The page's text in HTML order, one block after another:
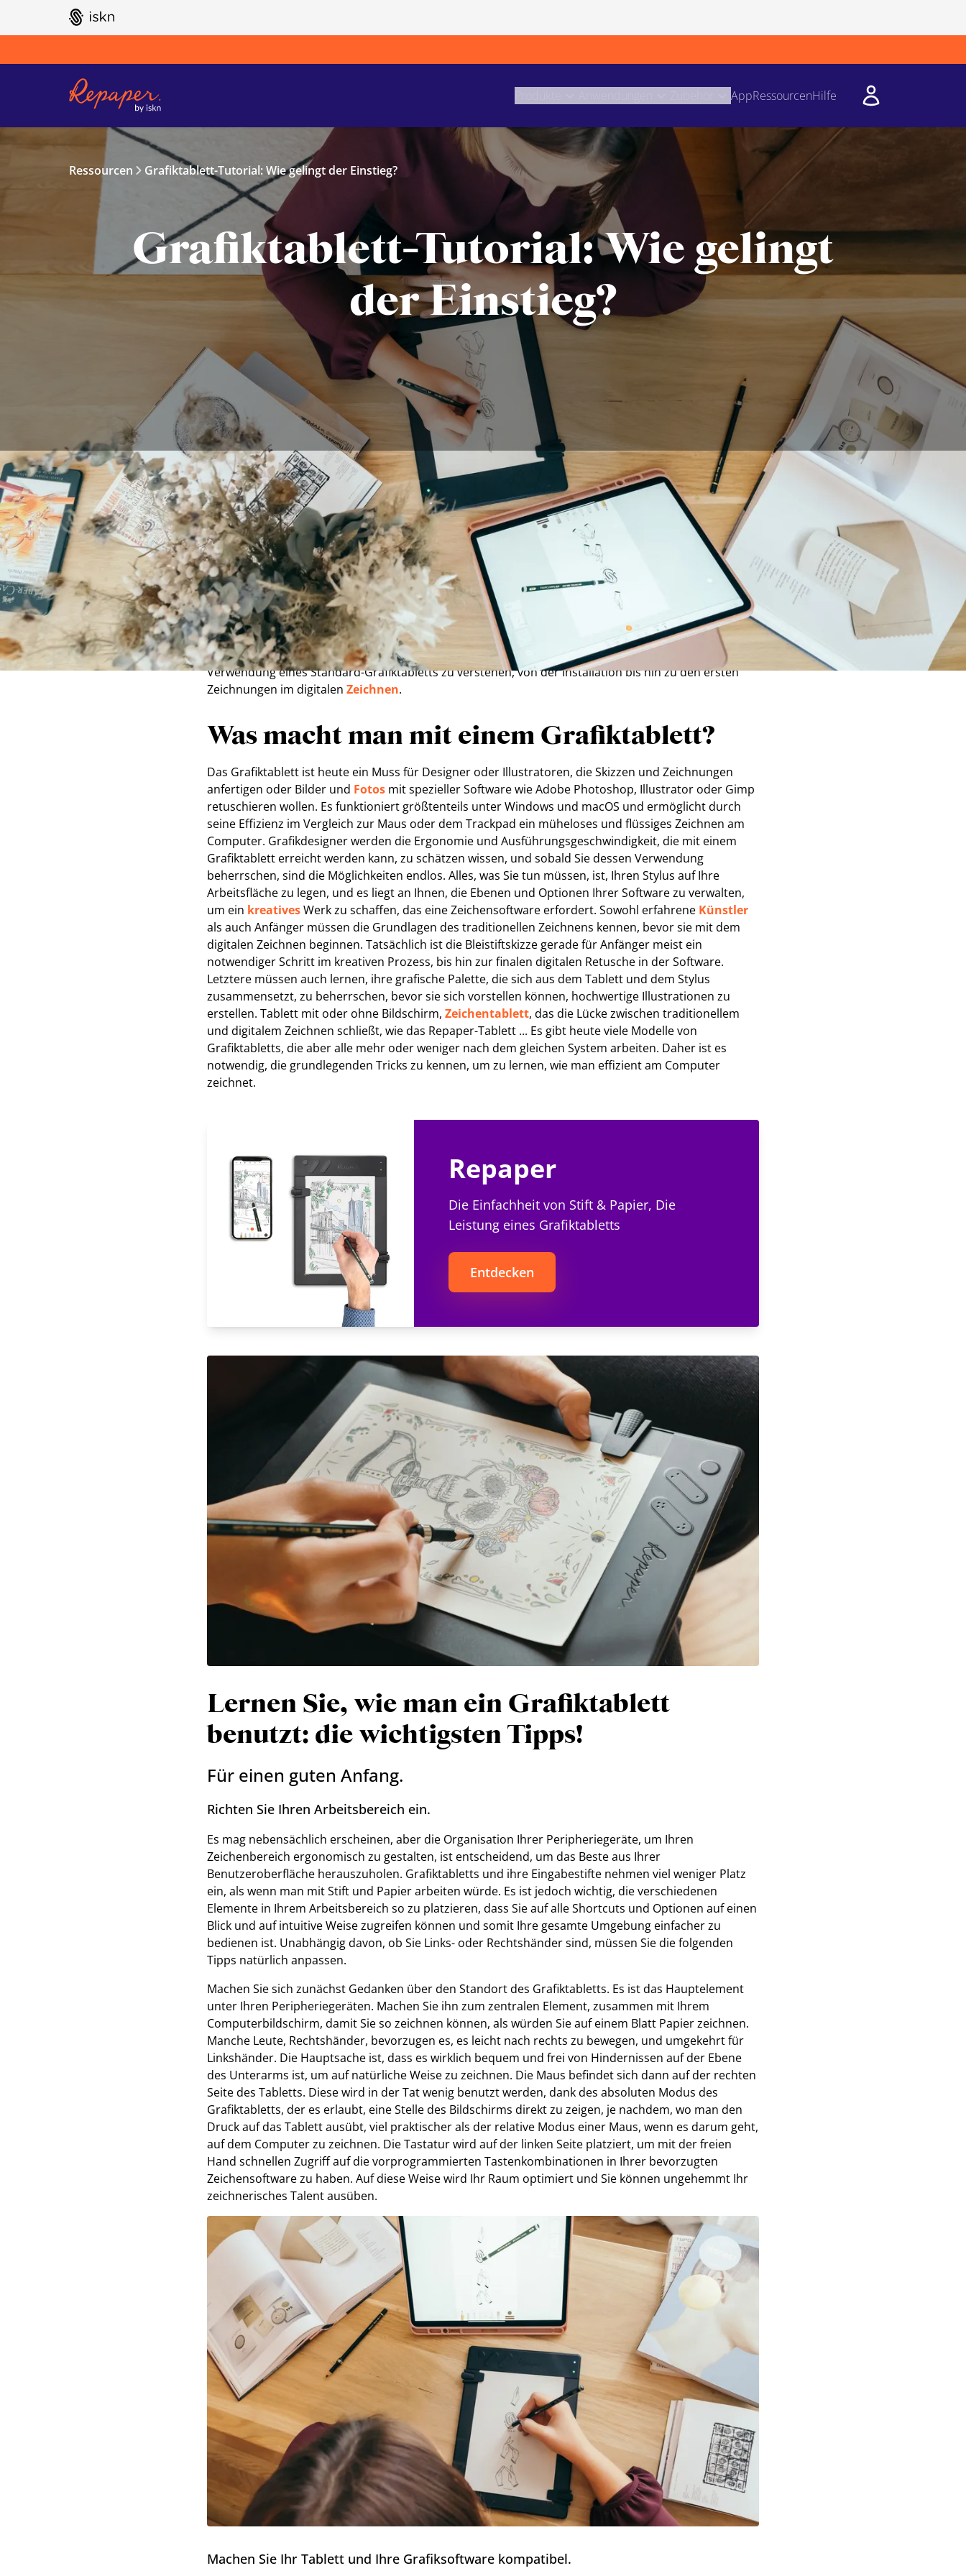
GO TO ISKN HOME
AppRessourcenHilfe
Ressourcen Grafiktablett-Tutorial: Wie gelingt der Einstieg?
Grafiktablett-Tutorial: Wie gelingt
der Einstieg?
Wenn Sie damit beginnen wollen, regelmäßig digitale Zeichnungen anzufertigen oder Bilder zu
retuschieren, gibt es ein unverzichtbares Werkzeug im täglichen Leben eines Zeichners, Illustrators,
Grafikers oder Designers: das Grafiktablett. Es gibt viele Modelle, sowohl für Anfänger als auch für
Profis, und für diejenigen, die noch nie die Gelegenheit hatten, ein solches Gerät zu benutzen, kann
ein Tutorial mit grundlegenden Ratschlägen ein echtes Plus sein, um sich während des Lernprozesses
nicht entmutigen zu lassen. Wir werden Ihnen in diesem Artikel helfen, die Grundlagen der
Verwendung eines Standard-Grafiktabletts zu verstehen, von der Installation bis hin zu den ersten
Zeichnungen im digitalen Zeichnen.
Was macht man mit einem Grafiktablett?
Das Grafiktablett ist heute ein Muss für Designer oder Illustratoren, die Skizzen und Zeichnungen
anfertigen oder Bilder und Fotos mit spezieller Software wie Adobe Photoshop, Illustrator oder Gimp
retuschieren wollen. Es funktioniert größtenteils unter Windows und macOS und ermöglicht durch
seine Effizienz im Vergleich zur Maus oder dem Trackpad ein müheloses und flüssiges Zeichnen am
Computer. Grafikdesigner werden die Ergonomie und Ausführungsgeschwindigkeit, die mit einem
Grafiktablett erreicht werden kann, zu schätzen wissen, und sobald Sie dessen Verwendung
beherrschen, sind die Möglichkeiten endlos. Alles, was Sie tun müssen, ist, Ihren Stylus auf Ihre
Arbeitsfläche zu legen, und es liegt an Ihnen, die Ebenen und Optionen Ihrer Software zu verwalten,
um ein kreativesWerk zu schaffen, das eine Zeichensoftware erfordert. Sowohl erfahrene Künstler
als auch Anfänger müssen die Grundlagen des traditionellen Zeichnens kennen, bevor sie mit dem
digitalen Zeichnen beginnen. Tatsächlich ist die Bleistiftskizze gerade für Anfänger meist ein
notwendiger Schritt im kreativen Prozess, bis hin zur finalen digitalen Retusche in der Software.
Letztere müssen auch lernen, ihre grafische Palette, die sich aus dem Tablett und dem Stylus
zusammensetzt, zu beherrschen, bevor sie sich vorstellen können, hochwertige Illustrationen zu
erstellen. Tablett mit oder ohne Bildschirm, Zeichentablett, das die Lücke zwischen traditionellem
und digitalem Zeichnen schließt, wie das Repaper-Tablett ... Es gibt heute viele Modelle von
Grafiktabletts, die aber alle mehr oder weniger nach dem gleichen System arbeiten. Daher ist es
notwendig, die grundlegenden Tricks zu kennen, um zu lernen, wie man effizient am Computer
zeichnet.
Repaper
Die Einfachheit von Stift & Papier, Die
Leistung eines Grafiktabletts
Entdecken
Lernen Sie, wie man ein Grafiktablett
benutzt: die wichtigsten Tipps!
Für einen guten Anfang.
Richten Sie Ihren Arbeitsbereich ein.
Es mag nebensächlich erscheinen, aber die Organisation Ihrer Peripheriegeräte, um Ihren
Zeichenbereich ergonomisch zu gestalten, ist entscheidend, um das Beste aus Ihrer
Benutzeroberfläche herauszuholen. Grafiktabletts und ihre Eingabestifte nehmen viel weniger Platz
ein, als wenn man mit Stift und Papier arbeiten würde. Es ist jedoch wichtig, die verschiedenen
Elemente in Ihrem Arbeitsbereich so zu platzieren, dass Sie auf alle Shortcuts und Optionen auf einen
Blick und auf intuitive Weise zugreifen können und somit Ihre gesamte Umgebung einfacher zu
bedienen ist. Unabhängig davon, ob Sie Links- oder Rechtshänder sind, müssen Sie die folgenden
Tipps natürlich anpassen.
Machen Sie sich zunächst Gedanken über den Standort des Grafiktabletts. Es ist das Hauptelement
unter Ihren Peripheriegeräten. Machen Sie ihn zum zentralen Element, zusammen mit Ihrem
Computerbildschirm, damit Sie so zeichnen können, als würden Sie auf einem Blatt Papier zeichnen.
Manche Leute, Rechtshänder, bevorzugen es, es leicht nach rechts zu bewegen, und umgekehrt für
Linkshänder. Die Hauptsache ist, dass es wirklich bequem und frei von Hindernissen auf der Ebene
des Unterarms ist, um auf natürliche Weise zu zeichnen. Die Maus befindet sich dann auf der rechten
Seite des Tabletts. Diese wird in der Tat wenig benutzt werden, dank des absoluten Modus des
Grafiktabletts, der es erlaubt, eine Stelle des Bildschirms direkt zu zeigen, je nachdem, wo man den
Druck auf das Tablett ausübt, viel praktischer als der relative Modus einer Maus, wenn es darum geht,
auf dem Computer zu zeichnen. Die Tastatur wird auf der linken Seite platziert, um mit der freien
Hand schnellen Zugriff auf die vorprogrammierten Tastenkombinationen in Ihrer bevorzugten
Zeichensoftware zu haben. Auf diese Weise wird Ihr Raum optimiert und Sie können ungehemmt Ihr
zeichnerisches Talent ausüben.
Machen Sie Ihr Tablett und Ihre Grafiksoftware kompatibel.